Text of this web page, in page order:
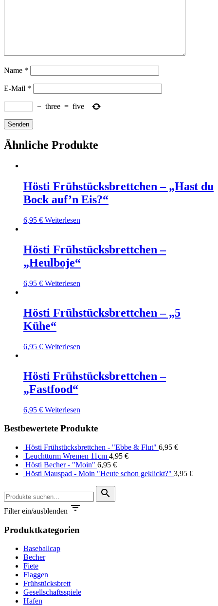
Name *
E-Mail *
− three = five
Ähnliche Produkte
Hösti Frühstücksbrettchen – „Hast du
Bock auf’n Eis?“
6,95 € Weiterlesen
Hösti Frühstücksbrettchen –
„Heulboje“
6,95 € Weiterlesen
Hösti Frühstücksbrettchen – „5
Kühe“
6,95 € Weiterlesen
Hösti Frühstücksbrettchen –
„Fastfood“
6,95 € Weiterlesen
Bestbewertete Produkte
Hösti Frühstücksbrettchen - "Ebbe & Flut" 6,95 €
Leuchtturm Wremen 11cm 4,95 €
Hösti Becher - "Moin" 6,95 €
Hösti Mauspad - Moin "Heute schon geklickt?" 3,95 €
nach:
search
Filter ein/ausblenden 
Produktkategorien
Baseballcap
Becher
Fiete
Flaggen
Frühstücksbrett
Gesellschaftsspiele
Hafen